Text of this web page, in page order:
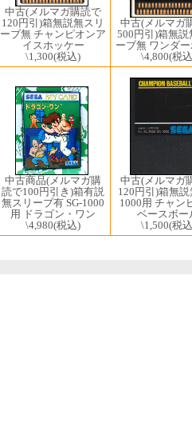
中古(メルマガ購読で
120円引)箱無説無スリ
ーブ無 チャンピオンア
イスホッケー
\1,300(税込)
中古(メルマガ
500円引)箱無説
ーブ無 ワンダ
\4,800(税
中古商品(メルマガ購
読で100円引き)箱有説
無スリーブ有 SG-1000
用 ドラゴン・ワン
\4,980(税込)
中古(メルマガ
120円引)箱無説
1000用 チャン
ベースボー
\1,500(税